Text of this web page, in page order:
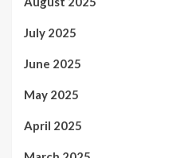
July 2025
June 2025
May 2025
April 2025